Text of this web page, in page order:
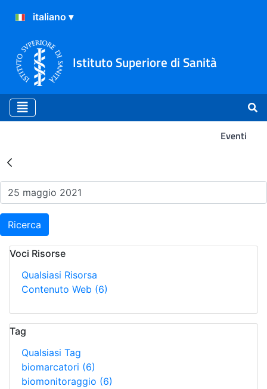
Istituto Superiore di Sanità
Eventi
Risultati della Ricerca -
Ricerca
Voci Risorse
Qualsiasi Risorsa
Contenuto Web (6)
Tag
Qualsiasi Tag
biomarcatori (6)
biomonitoraggio (6)